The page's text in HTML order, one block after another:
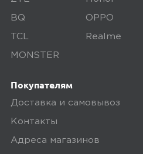
BQ OPPO
TCL Realme
MONSTER
Покупателям
Доставка и самовывоз
Контакты
Адреса магазинов